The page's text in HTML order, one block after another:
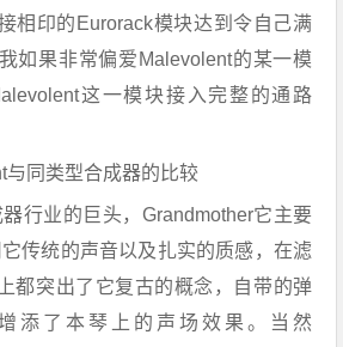
相印的Eurorack模块达到令自己满
如果非常偏爱Malevolent的某一模
这一模块接入完整的通路
与同类型合成器的比较
行业的巨头，Grandmother它主要
传统的声音以及扎实的质感，在滤
都突出了它复古的概念，自带的弹
添了本琴上的声场效果。当然